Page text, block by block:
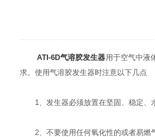
ATI-6D气溶胶发生器用于空气中液
求。使用气溶胶发生器时注意以下几点
1、发生器必须放置在坚固、稳定、
2、不要使用任何氧化性的或者易燃气